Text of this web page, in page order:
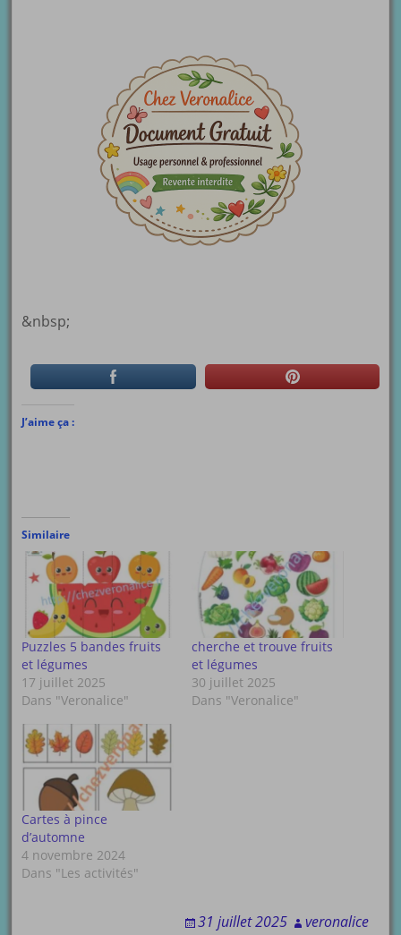
&nbsp;
J’aime ça :
Similaire
Puzzles 5 bandes fruits
et légumes
17 juillet 2025
Dans "Veronalice"
cherche et trouve fruits
et légumes
30 juillet 2025
Dans "Veronalice"
Cartes à pince
d’automne
4 novembre 2024
Dans "Les activités"
31 juillet 2025 veronalice